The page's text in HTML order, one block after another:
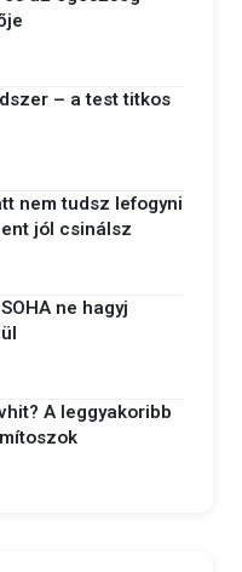
– a test titkos
nem tudsz lefogyni
jól csinálsz
ne hagyj
A leggyakoribb